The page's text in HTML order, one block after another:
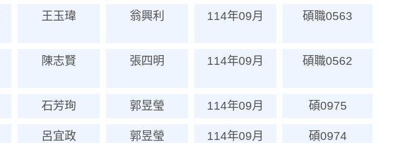
王玉瑋 翁興利 114年09月 碩職0563
陳志賢 張四明 114年09月 碩職0562
石芳珣 郭昱瑩 114年09月 碩0975
呂宜政 郭昱瑩 114年09月 碩0974